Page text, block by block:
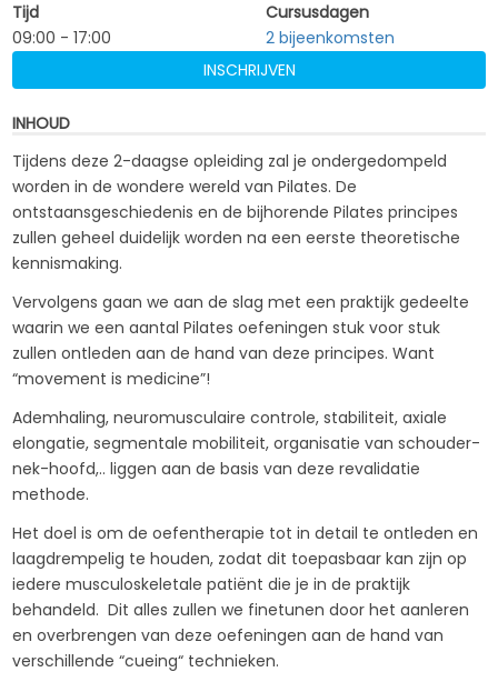
Tijd
09:00 - 17:00
Cursusdagen
2 bijeenkomsten
INSCHRIJVEN
INHOUD
Tijdens deze 2-daagse opleiding zal je ondergedompeld
worden in de wondere wereld van Pilates. De
ontstaansgeschiedenis en de bijhorende Pilates principes
zullen geheel duidelijk worden na een eerste theoretische
kennismaking.
Vervolgens gaan we aan de slag met een praktijk gedeelte
waarin we een aantal Pilates oefeningen stuk voor stuk
zullen ontleden aan de hand van deze principes. Want
“movement is medicine”!
Ademhaling, neuromusculaire controle, stabiliteit, axiale
elongatie, segmentale mobiliteit, organisatie van schouder-
nek-hoofd,.. liggen aan de basis van deze revalidatie
methode.
Het doel is om de oefentherapie tot in detail te ontleden en
laagdrempelig te houden, zodat dit toepasbaar kan zijn op
iedere musculoskeletale patiënt die je in de praktijk
behandeld. Dit alles zullen we finetunen door het aanleren
en overbrengen van deze oefeningen aan de hand van
verschillende “cueing“ technieken.